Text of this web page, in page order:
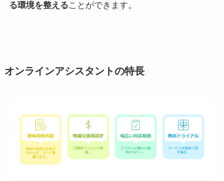
る環境を整えることができます。
オンラインアシスタントの特長